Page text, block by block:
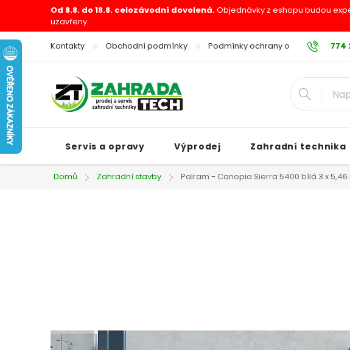
obsah
Od 8.8. do 18.8. celozávodní dovolená.Objednávky z eshopu budou
uzavřeny.
774
Kontakty Obchodní podmínky Podmínky ochrany osobních údajů
Servis a opravy Výprodej Zahradní technika
Domů Zahradní stavby Palram - Canopia Sierra 5400 bílá 3 x